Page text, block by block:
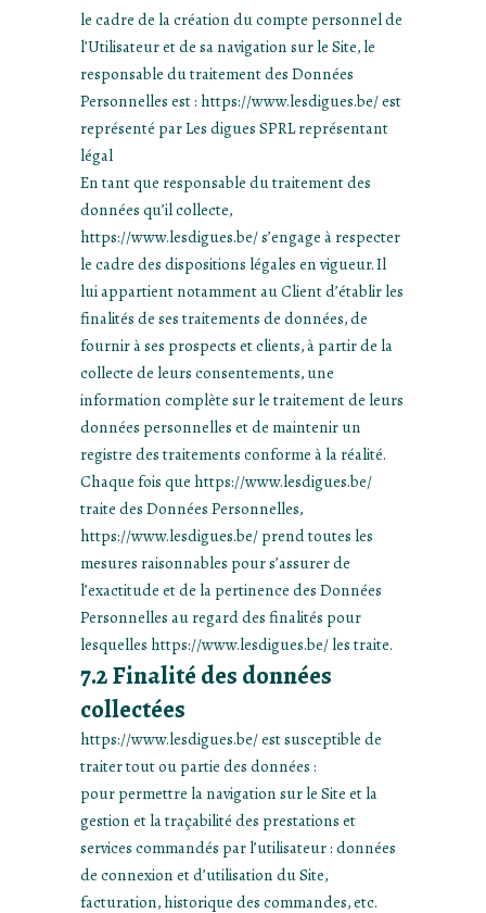
le cadre de la création du compte personnel de
l’Utilisateur et de sa navigation sur le Site, le
responsable du traitement des Données
Personnelles est : https://www.lesdigues.be/ est
représenté par Les digues SPRL représentant
légal
En tant que responsable du traitement des
données qu’il collecte,
https://www.lesdigues.be/ s’engage à respecter
le cadre des dispositions légales en vigueur. Il
lui appartient notamment au Client d’établir les
finalités de ses traitements de données, de
fournir à ses prospects et clients, à partir de la
collecte de leurs consentements, une
information complète sur le traitement de leurs
données personnelles et de maintenir un
registre des traitements conforme à la réalité.
Chaque fois que https://www.lesdigues.be/
traite des Données Personnelles,
https://www.lesdigues.be/ prend toutes les
mesures raisonnables pour s’assurer de
l’exactitude et de la pertinence des Données
Personnelles au regard des finalités pour
lesquelles https://www.lesdigues.be/ les traite.
7.2 Finalité des données
collectées
https://www.lesdigues.be/ est susceptible de
traiter tout ou partie des données :
pour permettre la navigation sur le Site et la
gestion et la traçabilité des prestations et
services commandés par l’utilisateur : données
de connexion et d’utilisation du Site,
facturation, historique des commandes, etc.